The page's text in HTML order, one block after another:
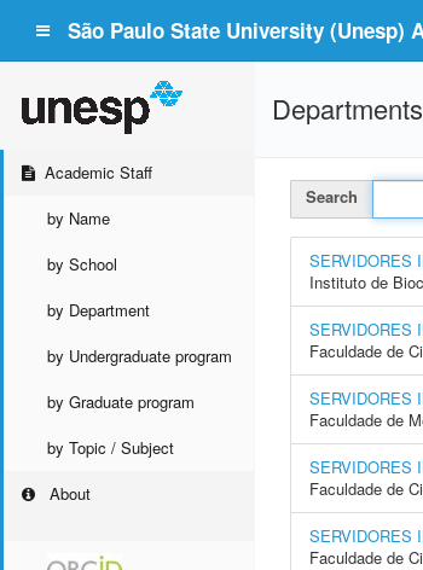
São Paulo State University (Unesp)
Academic Staff
by Name
by School
by Department
by Undergraduate program
by Graduate program
by Topic / Subject
About
Departments
Search
SERVIDORES
Instituto de
SERVIDORES
Faculdade de
SERVIDORES
Faculdade de
SERVIDORES
Faculdade de
SERVIDORES
Faculdade de